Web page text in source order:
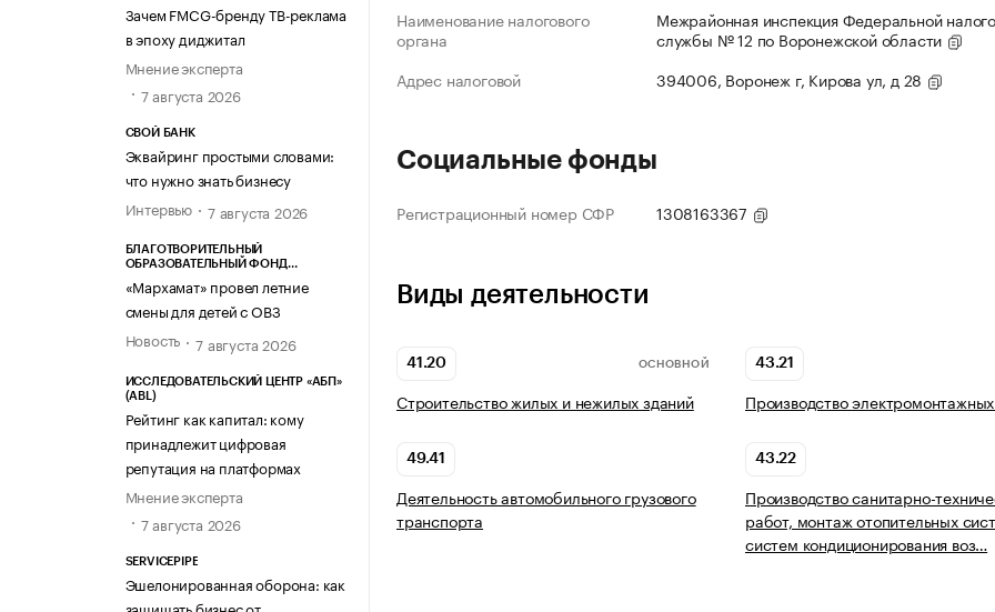
Зачем FMCG-бренду ТВ-реклама
в эпоху диджитал
Мнение эксперта
7 августа 2026
СВОЙ БАНК
Эквайринг простыми словами:
что нужно знать бизнесу
Интервью
7 августа 2026
БЛАГОТВОРИТЕЛЬНЫЙ
ОБРАЗОВАТЕЛЬНЫЙ ФОНД
«Мархамат» провел летние
смены для детей с ОВЗ
Новость
7 августа 2026
ИССЛЕДОВАТЕЛЬСКИЙ ЦЕНТР «АБП»
(ABL)
Рейтинг как капитал: кому
принадлежит цифровая
репутация на платформах
Мнение эксперта
7 августа 2026
SERVICEPIPE
Эшелонированная оборона: как
Наименование налогового
органа
Межрайонная инспекция Федеральной
службы № 12 по Воронежской области
Адрес налоговой
394006, Воронеж г, Кирова ул, д 28
Социальные фонды
Регистрационный номер СФР 1308163367
Виды деятельности
41.20 ОСНОВНОЙ
Строительство жилых и нежилых зданий
43.21
Производство
49.41
Деятельность автомобильного грузового
транспорта
43.22
Производство санитарно-
работ, монтаж отопительных
систем кондиционирования воз…